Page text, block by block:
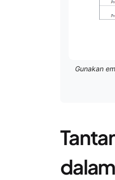
Gunakan